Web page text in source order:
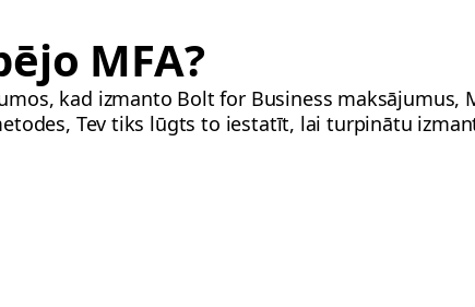
MFA?
kad izmanto Bolt for Business maksājumus,
Tev tiks lūgts to iestatīt, lai turpinātu